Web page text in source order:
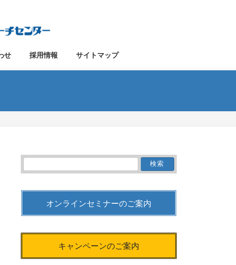
せ 採用情報 サイトマップ
索:
オンラインセミナーのご案内
キャンペーンのご案内